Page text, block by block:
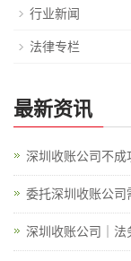
行业新闻
法律专栏
最新资讯
深圳收账公司不成
委托深圳收账公司
深圳收账公司｜法